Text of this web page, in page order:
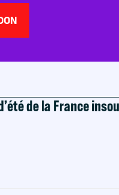
de la France